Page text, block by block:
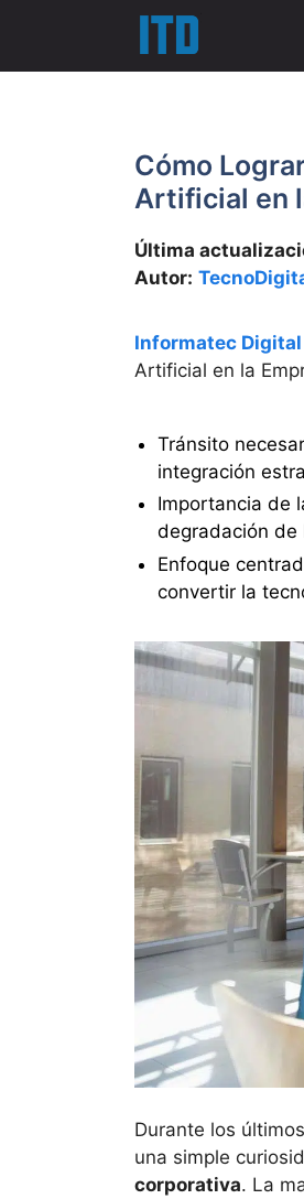
contenido
Cómo
Artificial en
Última
Autor:
Informatec Digital
Artificial en la
Tránsito
integración
Importancia de
degradación de
Enfoque
convertir la
Durante los
una simple
corporativa. La